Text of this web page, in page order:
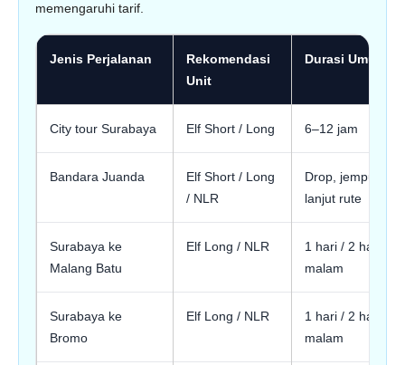
memengaruhi tarif.
Jenis Perjalanan
Rekomendasi
Unit
Durasi Umum
City tour Surabaya Elf Short / Long 6–12 jam
Bandara Juanda
Elf Short / Long
/ NLR
Drop, jemput,
lanjut rute
Surabaya ke
Malang Batu
Elf Long / NLR
1 hari / 2 hari 1
malam
Surabaya ke
Bromo
Elf Long / NLR
1 hari / 2 hari 1
malam